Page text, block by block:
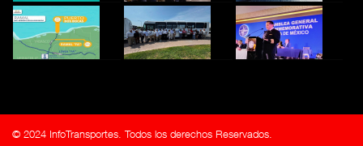
© 2024 InfoTransportes. Todos los derechos Reservados.